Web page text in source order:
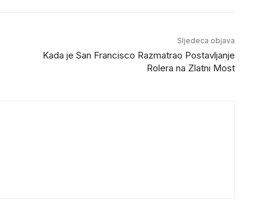
Sljedeca objava
Kada je San Francisco Razmatrao Postavljanje
Rolera na Zlatni Most